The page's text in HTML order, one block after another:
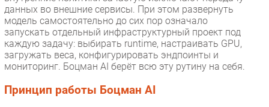
данных во внешние сервисы. При этом развернуть
модель самостоятельно до сих пор означало
запускать отдельный инфраструктурный проект под
каждую задачу: выбирать runtime, настраивать GPU,
загружать веса, конфигурировать эндпоинты и
мониторинг. Боцман AI берёт всю эту рутину на себя.
Принцип работы Боцман AI